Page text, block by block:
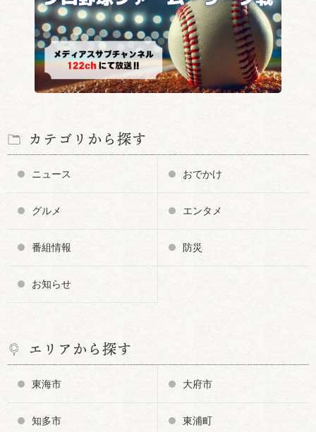
カテゴリから探す
ニュース おでかけ
グルメ エンタメ
番組情報 防災
お知らせ
エリアから探す
東海市 大府市
知多市 東浦町